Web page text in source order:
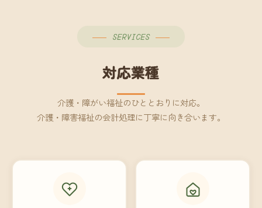
SERVICES
対応業種
介護・障がい福祉のひととおりに対応。
介護・障害福祉の会計処理に丁寧に向き合います。